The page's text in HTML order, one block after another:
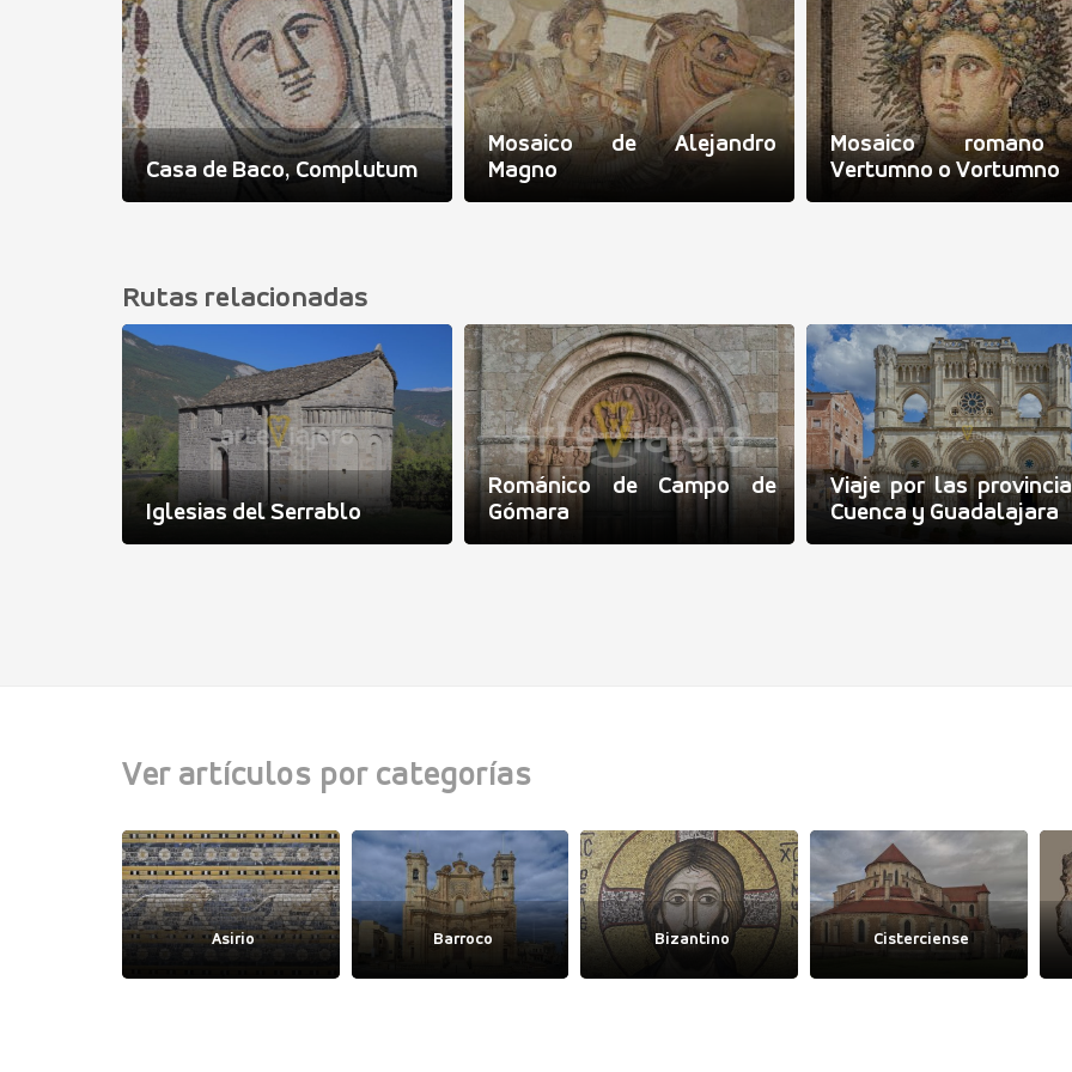
Casa de Baco, Complutum
Mosaico de Alejandro
Magno
Mosaico
Vertumno o Vortumno
Rutas relacionadas
Iglesias del Serrablo
Románico de Campo de
Gómara
Viaje por las
Cuenca y Guadalajara
Ver artículos por categorías
Asirio Barroco Bizantino Cisterciense